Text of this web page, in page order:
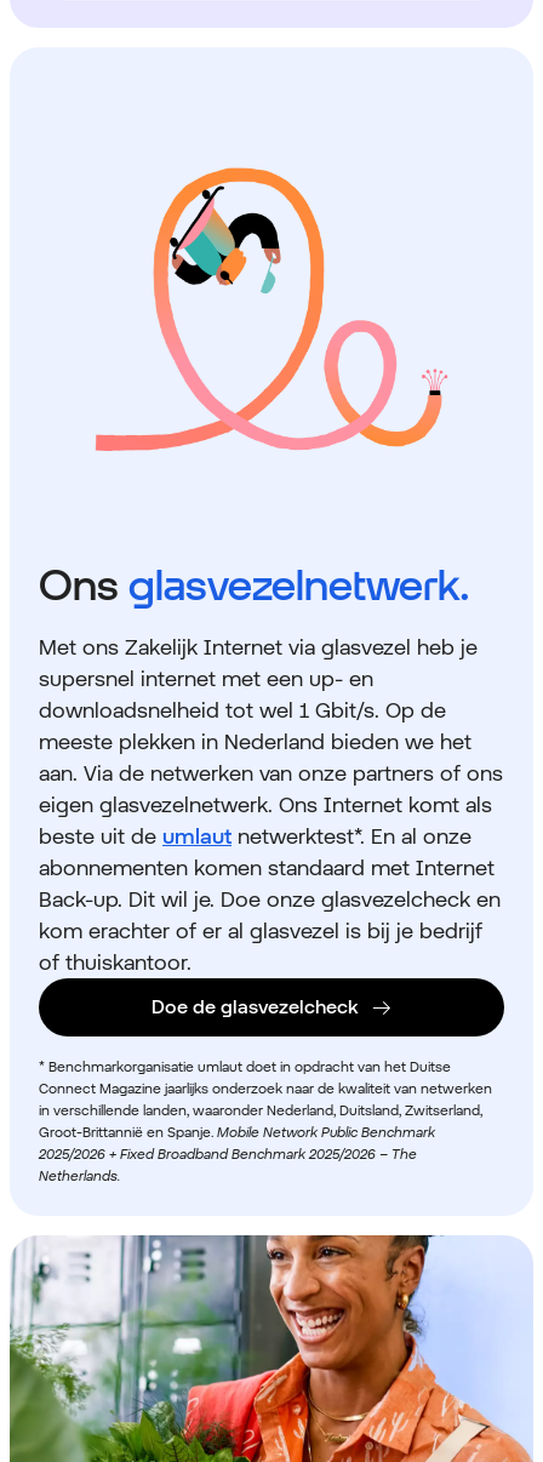
Ons glasvezelnetwerk.
Met ons Zakelijk Internet via glasvezel heb je
supersnel internet met een up- en
downloadsnelheid tot wel 1 Gbit/s. Op de
meeste plekken in Nederland bieden we het
aan. Via de netwerken van onze partners of ons
eigen glasvezelnetwerk. Ons Internet komt als
beste uit de umlaut netwerktest*. En al onze
abonnementen komen standaard met Internet
Back-up. Dit wil je. Doe onze glasvezelcheck en
kom erachter of er al glasvezel is bij je bedrijf
of thuiskantoor.
Doe de glasvezelcheck
* Benchmarkorganisatie umlaut doet in opdracht van het Duitse
Connect Magazine jaarlijks onderzoek naar de kwaliteit van netwerken
in verschillende landen, waaronder Nederland, Duitsland, Zwitserland,
Groot-Brittannië en Spanje. Mobile Network Public Benchmark
2025/2026 + Fixed Broadband Benchmark 2025/2026 – The
Netherlands.